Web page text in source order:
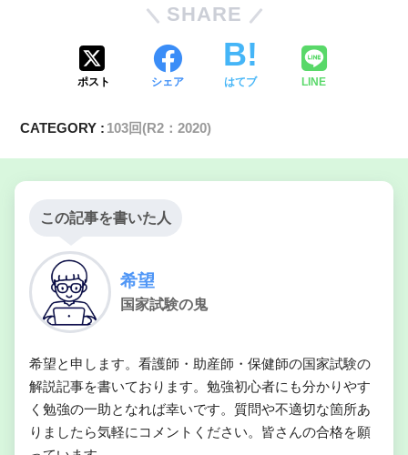
SHARE
ポスト シェア はてブ LINE
CATEGORY : 103回(R2：2020)
この記事を書いた人
希望
国家試験の鬼
希望と申します。看護師・助産師・保健師の国家試験の
解説記事を書いております。勉強初心者にも分かりやす
く勉強の一助となれば幸いです。質問や不適切な箇所あ
りましたら気軽にコメントください。皆さんの合格を願